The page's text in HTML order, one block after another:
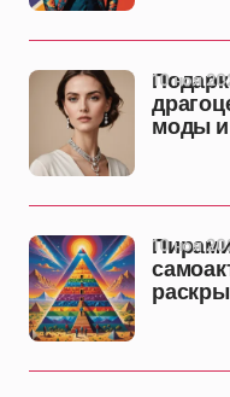
моды и
10 ноя
10 ноя